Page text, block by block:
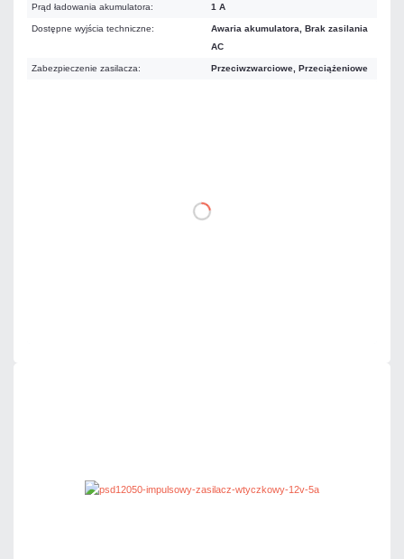
Prąd ładowania akumulatora: 1 A
Dostępne wyjścia techniczne:
Awaria akumulatora, Brak zasilania
AC
Zabezpieczenie zasilacza: Przeciwzwarciowe, Przeciążeniowe
DO KOSZYKA